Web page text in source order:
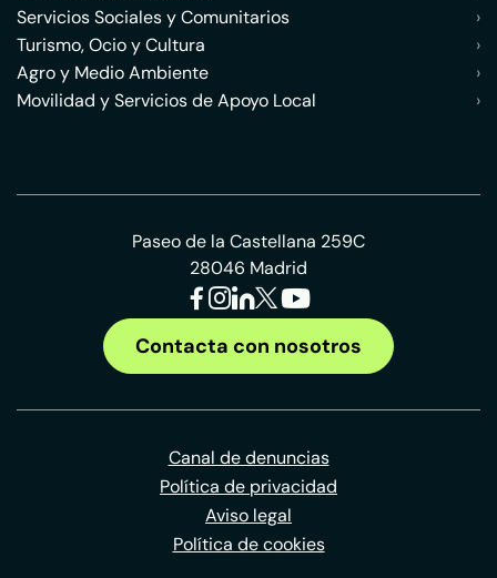
Servicios Sociales y Comunitarios
›
Turismo, Ocio y Cultura
›
Agro y Medio Ambiente
›
Movilidad y Servicios de Apoyo Local
›
Paseo de la Castellana 259C
28046 Madrid
Contacta con nosotros
Canal de denuncias
Política de privacidad
Aviso legal
Política de cookies